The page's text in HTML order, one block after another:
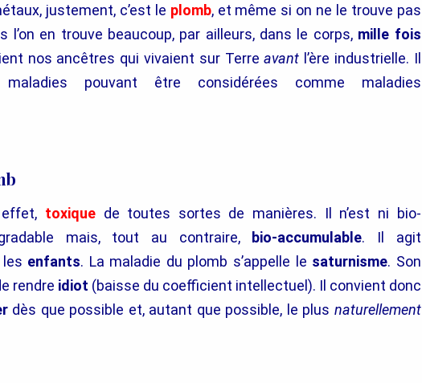
justement, c’est le plomb, et même si on ne le trouve pas
l’on en trouve beaucoup, par ailleurs, dans le corps, mille fois
nos ancêtres qui vivaient sur Terreavant l’ère industrielle. Il
pouvant être considérées comme maladies
toxique de toutes sortes de manières. Il n’est ni bio-
mais, tout au contraire,
bio-accumulable. Il agit
enfants. La maladie du plomb s’appelle le saturnisme. Son
rendre idiot (baisse du coefficient intellectuel). Il convient donc
dès que possible et, autant que possible, le plus naturellement